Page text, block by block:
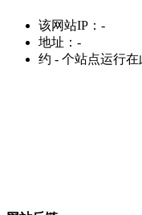
该网站IP： -
地址： -
约 - 个站点运行在